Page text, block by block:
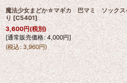
魔法少女まどか☆マギカ 巴マミ ソック
り [C5401]
3,600円(税別)
[通常販売価格: 4,000円]
(税込: 3,960円)